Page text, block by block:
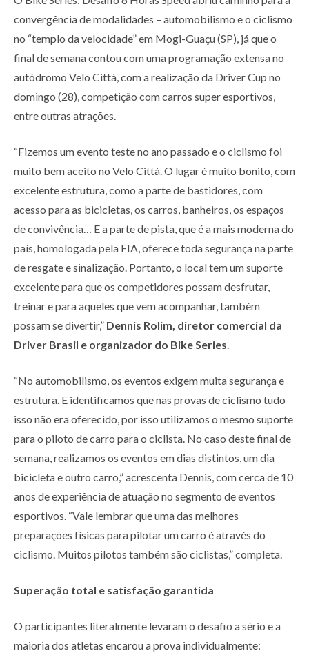
convergência de modalidades – automobilismo e o ciclismo
no “templo da velocidade” em Mogi-Guaçu (SP), já que o
final de semana contou com uma programação extensa no
autódromo Velo Città, com a realização da Driver Cup no
domingo (28), competição com carros super esportivos,
entre outras atrações.
“Fizemos um evento teste no ano passado e o ciclismo foi
muito bem aceito no Velo Città. O lugar é muito bonito, com
excelente estrutura, como a parte de bastidores, com
acesso para as bicicletas, os carros, banheiros, os espaços
de convivência… E a parte de pista, que é a mais moderna do
país, homologada pela FIA, oferece toda segurança na parte
de resgate e sinalização. Portanto, o local tem um suporte
excelente para que os competidores possam desfrutar,
treinar e para aqueles que vem acompanhar, também
possam se divertir,” Dennis Rolim, diretor comercial da
Driver Brasil e organizador do Bike Series.
“No automobilismo, os eventos exigem muita segurança e
estrutura. E identificamos que nas provas de ciclismo tudo
isso não era oferecido, por isso utilizamos o mesmo suporte
para o piloto de carro para o ciclista. No caso deste final de
semana, realizamos os eventos em dias distintos, um dia
bicicleta e outro carro,” acrescenta Dennis, com cerca de 10
anos de experiência de atuação no segmento de eventos
esportivos. “Vale lembrar que uma das melhores
preparações físicas para pilotar um carro é através do
ciclismo. Muitos pilotos também são ciclistas,” completa.
Superação total e satisfação garantida
O participantes literalmente levaram o desafio a sério e a
maioria dos atletas encarou a prova individualmente: